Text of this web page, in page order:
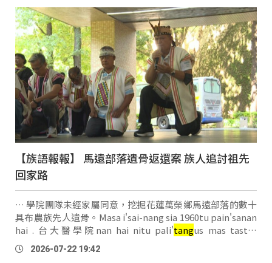
【族語報報】 馬遠部落遺骨返還案 族人追討祖先
回家路
… 學院團隊未經家屬同意，挖掘花蓮萬榮鄉馬遠部落的數十
具布農族先人遺骨。Masa i'sai-nang sia 1960tu pain'sanan
hai . 台大醫學院nan hai nitu pali'tangus mas tastu-
lu'mahan at . Kaz'kazun-a sabung si'zaun a mai'tuhnaz
然而，自2017年起，部落族人持續要求馬遠部落遺骨返還並
2026-07-22 19:42